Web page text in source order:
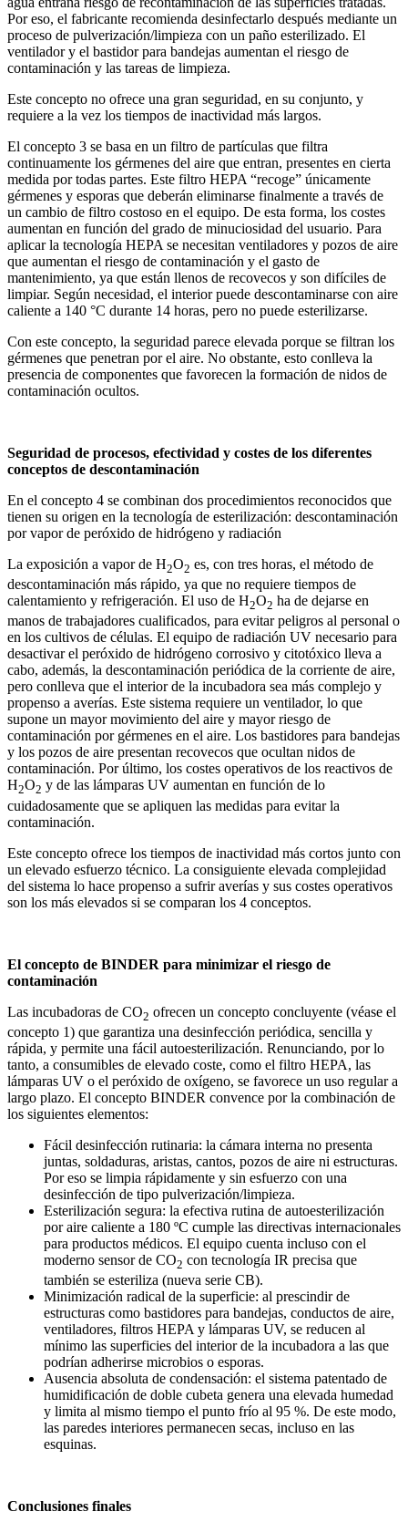
Por eso, el fabricante recomienda desinfectarlo después mediante un
proceso de pulverización/limpieza con un paño esterilizado. El
ventilador y el bastidor para bandejas aumentan el riesgo de
contaminación y las tareas de limpieza.
Este concepto no ofrece una gran seguridad, en su conjunto, y
requiere a la vez los tiempos de inactividad más largos.
El concepto 3 se basa en un filtro de partículas que filtra
continuamente los gérmenes del aire que entran, presentes en cierta
medida por todas partes. Este filtro HEPA “recoge” únicamente
gérmenes y esporas que deberán eliminarse finalmente a través de
un cambio de filtro costoso en el equipo. De esta forma, los costes
aumentan en función del grado de minuciosidad del usuario. Para
aplicar la tecnología HEPA se necesitan ventiladores y pozos de aire
que aumentan el riesgo de contaminación y el gasto de
mantenimiento, ya que están llenos de recovecos y son difíciles de
limpiar. Según necesidad, el interior puede descontaminarse con aire
caliente a 140 °C durante 14 horas, pero no puede esterilizarse.
Con este concepto, la seguridad parece elevada porque se filtran los
gérmenes que penetran por el aire. No obstante, esto conlleva la
presencia de componentes que favorecen la formación de nidos de
contaminación ocultos.
Seguridad de procesos, efectividad y costes de los diferentes
conceptos de descontaminación
En el concepto 4 se combinan dos procedimientos reconocidos que
tienen su origen en la tecnología de esterilización: descontaminación
por vapor de peróxido de hidrógeno y radiación
La exposición a vapor de H2O2 es, con tres horas, el método de
descontaminación más rápido, ya que no requiere tiempos de
calentamiento y refrigeración. El uso de H2O2 ha de dejarse en
manos de trabajadores cualificados, para evitar peligros al personal o
en los cultivos de células. El equipo de radiación UV necesario para
desactivar el peróxido de hidrógeno corrosivo y citotóxico lleva a
cabo, además, la descontaminación periódica de la corriente de aire,
pero conlleva que el interior de la incubadora sea más complejo y
propenso a averías. Este sistema requiere un ventilador, lo que
supone un mayor movimiento del aire y mayor riesgo de
contaminación por gérmenes en el aire. Los bastidores para bandejas
y los pozos de aire presentan recovecos que ocultan nidos de
contaminación. Por último, los costes operativos de los reactivos de
H2O2 y de las lámparas UV aumentan en función de lo
cuidadosamente que se apliquen las medidas para evitar la
contaminación.
Este concepto ofrece los tiempos de inactividad más cortos junto con
un elevado esfuerzo técnico. La consiguiente elevada complejidad
del sistema lo hace propenso a sufrir averías y sus costes operativos
son los más elevados si se comparan los 4 conceptos.
El concepto de BINDER para minimizar el riesgo de
contaminación
Las incubadoras de CO2 ofrecen un concepto concluyente (véase el
concepto 1) que garantiza una desinfección periódica, sencilla y
rápida, y permite una fácil autoesterilización. Renunciando, por lo
tanto, a consumibles de elevado coste, como el filtro HEPA, las
lámparas UV o el peróxido de oxígeno, se favorece un uso regular a
largo plazo. El concepto BINDER convence por la combinación de
los siguientes elementos:
Fácil desinfección rutinaria: la cámara interna no presenta
juntas, soldaduras, aristas, cantos, pozos de aire ni estructuras.
Por eso se limpia rápidamente y sin esfuerzo con una
desinfección de tipo pulverización/limpieza.
Esterilización segura: la efectiva rutina de autoesterilización
por aire caliente a 180 ºC cumple las directivas internacionales
para productos médicos. El equipo cuenta incluso con el
moderno sensor de CO2 con tecnología IR precisa que
también se esteriliza (nueva serie CB).
Minimización radical de la superficie: al prescindir de
estructuras como bastidores para bandejas, conductos de aire,
ventiladores, filtros HEPA y lámparas UV, se reducen al
mínimo las superficies del interior de la incubadora a las que
podrían adherirse microbios o esporas.
Ausencia absoluta de condensación: el sistema patentado de
humidificación de doble cubeta genera una elevada humedad
y limita al mismo tiempo el punto frío al 95 %. De este modo,
las paredes interiores permanecen secas, incluso en las
esquinas.
Conclusiones finales